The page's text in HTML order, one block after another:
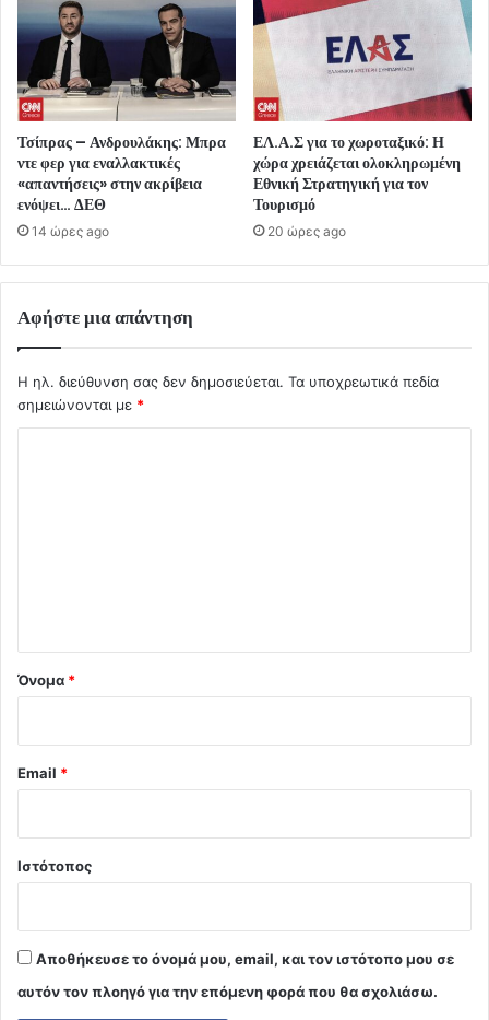
Τσίπρας – Ανδρουλάκης: Μπρα
ντε φερ για εναλλακτικές
«απαντήσεις» στην ακρίβεια
ενόψει… ΔΕΘ
14 ώρες ago
ΕΛ.Α.Σ για το χωροταξικό: Η
χώρα χρειάζεται ολοκληρωμένη
Εθνική Στρατηγική για τον
Τουρισμό
20 ώρες ago
Αφήστε μια απάντηση
Η ηλ. διεύθυνση σας δεν δημοσιεύεται. Τα υποχρεωτικά πεδία
σημειώνονται με *
Όνομα *
Email *
Ιστότοπος
Αποθήκευσε το όνομά μου, email, και τον ιστότοπο μου σε
αυτόν τον πλοηγό για την επόμενη φορά που θα σχολιάσω.